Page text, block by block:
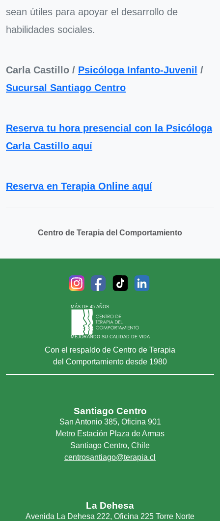
sean útiles para apoyar el desarrollo de
habilidades sociales.
Carla Castillo / Psicóloga Infanto-Juvenil /
Sucursal Santiago Centro
Reserva tu hora presencial con la Psicóloga
Carla Castillo aquí
Reserva en Terapia Online aquí
Centro de Terapia del Comportamiento
MÁS DE 45 AÑOS
MEJORANDO SU CALIDAD DE VIDA
Con el respaldo de Centro de Terapia
del Comportamiento desde 1980
Santiago Centro
San Antonio 385, Oficina 901
Metro Estación Plaza de Armas
Santiago Centro, Chile
centrosantiago@terapia.cl
La Dehesa
Avenida La Dehesa 222, Oficina 225 Torre Norte